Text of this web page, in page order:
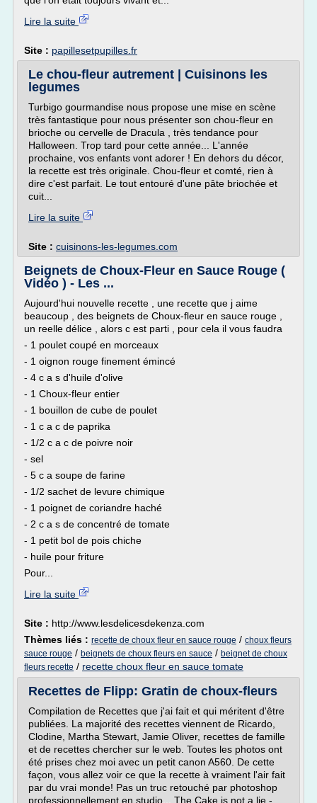
Lire la suite
Site : papillesetpupilles.fr
Le chou-fleur autrement | Cuisinons les
legumes
Turbigo gourmandise nous propose une mise en scène
très fantastique pour nous présenter son chou-fleur en
brioche ou cervelle de Dracula , très tendance pour
Halloween. Trop tard pour cette année... L'année
prochaine, vos enfants vont adorer ! En dehors du décor,
la recette est très originale. Chou-fleur et comté, rien à
dire c'est parfait. Le tout entouré d'une pâte briochée et
cuit...
Lire la suite
Site : cuisinons-les-legumes.com
Beignets de Choux-Fleur en Sauce Rouge (
Vidéo ) - Les ...
Aujourd'hui nouvelle recette , une recette que j aime
beaucoup , des beignets de Choux-fleur en sauce rouge ,
un reelle délice , alors c est parti , pour cela il vous faudra
- 1 poulet coupé en morceaux
- 1 oignon rouge finement émincé
- 4 c a s d'huile d'olive
- 1 Choux-fleur entier
- 1 bouillon de cube de poulet
- 1 c a c de paprika
- 1/2 c a c de poivre noir
- sel
- 5 c a soupe de farine
- 1/2 sachet de levure chimique
- 1 poignet de coriandre haché
- 2 c a s de concentré de tomate
- 1 petit bol de pois chiche
- huile pour friture
Pour...
Lire la suite
Site : http://www.lesdelicesdekenza.com
Thèmes liés : recette de choux fleur en sauce rouge / choux fleurs
sauce rouge / beignets de choux fleurs en sauce / beignet de choux
fleurs recette / recette choux fleur en sauce tomate
Recettes de Flipp: Gratin de choux-fleurs
Compilation de Recettes que j'ai fait et qui méritent d'être
publiées. La majorité des recettes viennent de Ricardo,
Clodine, Martha Stewart, Jamie Oliver, recettes de famille
et de recettes chercher sur le web. Toutes les photos ont
été prises chez moi avec un petit canon A560. De cette
façon, vous allez voir ce que la recette à vraiment l'air fait
par du vrai monde! Pas un truc retouché par photoshop
professionnellement en studio... The Cake is not a lie -